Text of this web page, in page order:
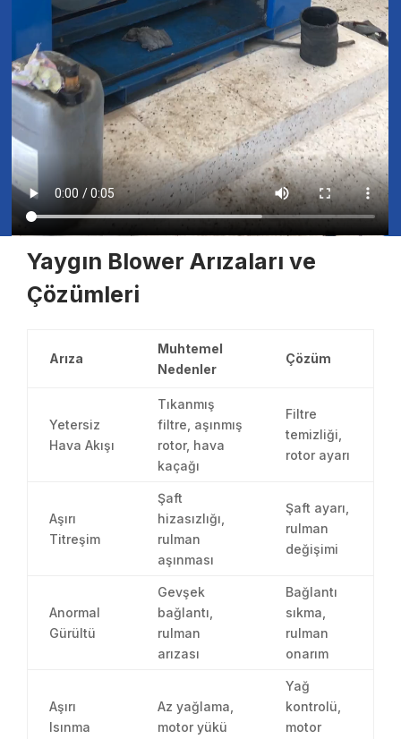
Yaygın Blower Arızaları ve
Çözümleri
Arıza
Muhtemel
Nedenler
Çözüm
Yetersiz
Hava Akışı
Tıkanmış
filtre, aşınmış
rotor, hava
kaçağı
Filtre
temizliği,
rotor ayarı
Aşırı
Titreşim
Şaft
hizasızlığı,
rulman
aşınması
Şaft ayarı,
rulman
değişimi
Anormal
Gürültü
Gevşek
bağlantı,
rulman
arızası
Bağlantı
sıkma,
rulman
onarım
Aşırı
Isınma
Az yağlama,
motor yükü
Yağ
kontrolü,
motor